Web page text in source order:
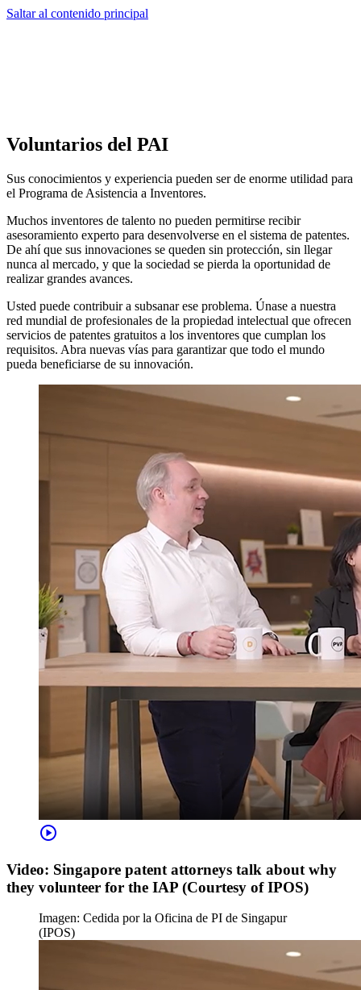
Saltar al contenido principal
Voluntarios del PAI
Sus conocimientos y experiencia pueden ser de enorme utilidad para
el Programa de Asistencia a Inventores.
Muchos inventores de talento no pueden permitirse recibir
asesoramiento experto para desenvolverse en el sistema de patentes.
De ahí que sus innovaciones se queden sin protección, sin llegar
nunca al mercado, y que la sociedad se pierda la oportunidad de
realizar grandes avances.
Usted puede contribuir a subsanar ese problema. Únase a nuestra
red mundial de profesionales de la propiedad intelectual que ofrecen
servicios de patentes gratuitos a los inventores que cumplan los
requisitos. Abra nuevas vías para garantizar que todo el mundo
pueda beneficiarse de su innovación.
play_circle
Video: Singapore patent attorneys talk about why
they volunteer for the IAP (Courtesy of IPOS)
Imagen: Cedida por la Oficina de PI de Singapur
(IPOS)